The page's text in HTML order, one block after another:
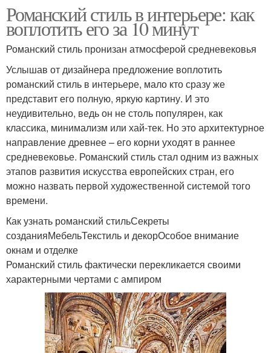
Романский стиль в интерьере: как
воплотить его за 10 минут
Романский стиль пронизан атмосферой средневековья
Услышав от дизайнера предложение воплотить
романский стиль в интерьере, мало кто сразу же
представит его полную, яркую картину. И это
неудивительно, ведь он не столь популярен, как
классика, минимализм или хай-тек. Но это архитектурное
направление древнее – его корни уходят в раннее
средневековье. Романский стиль стал одним из важных
этапов развития искусства европейских стран, его
можно назвать первой художественной системой того
времени.
Как узнать романский стильСекреты
созданияМебельТекстиль и декорОсобое внимание
окнам и отделке
Романский стиль фактически перекликается своими
характерными чертами с ампиром